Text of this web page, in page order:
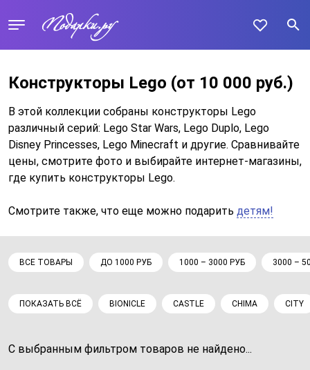
Конструкторы Lego (от 10 000 руб.)
В этой коллекции собраны конструкторы Lego
различный серий: Lego Star Wars, Lego Duplo, Lego
Disney Princesses, Lego Minecraft и другие. Сравнивайте
цены, смотрите фото и выбирайте интернет-магазины,
где купить конструкторы Lego.
Смотрите также, что еще можно подарить детям!
ВСЕ ТОВАРЫ ДО 1000 РУБ 1000 – 3000 РУБ 3000 –
ПОКАЗАТЬ ВСЁ BIONICLE CASTLE CHIMA CITY
С выбранным фильтром товаров не найдено...